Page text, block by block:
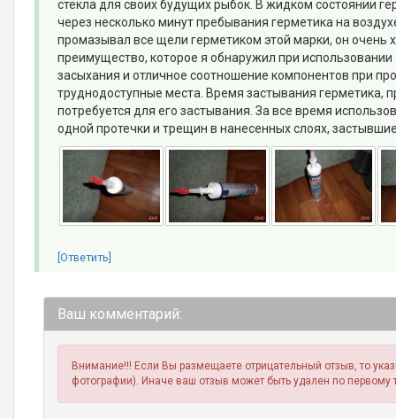
стекла для своих будущих рыбок. В жидком состоянии
через несколько минут пребывания герметика на
промазывал все щели герметиком этой марки, он очень
преимущество, которое я обнаружил при
засыхания и отличное соотношение компонентов при
труднодоступные места. Время застывания герметика,
потребуется для его застывания. За все время
одной протечки и трещин в нанесенных слоях,
[Ответить]
Ваш комментарий:
Внимание!!! Если Вы размещаете отрицательный отзыв, то
фотографии). Иначе ваш отзыв может быть удален по первому